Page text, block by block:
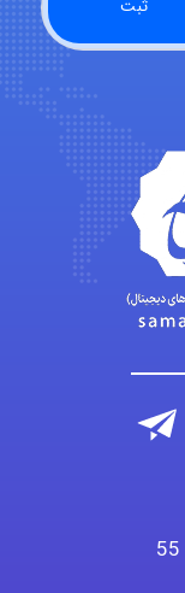
Kati
emami
ehtesham